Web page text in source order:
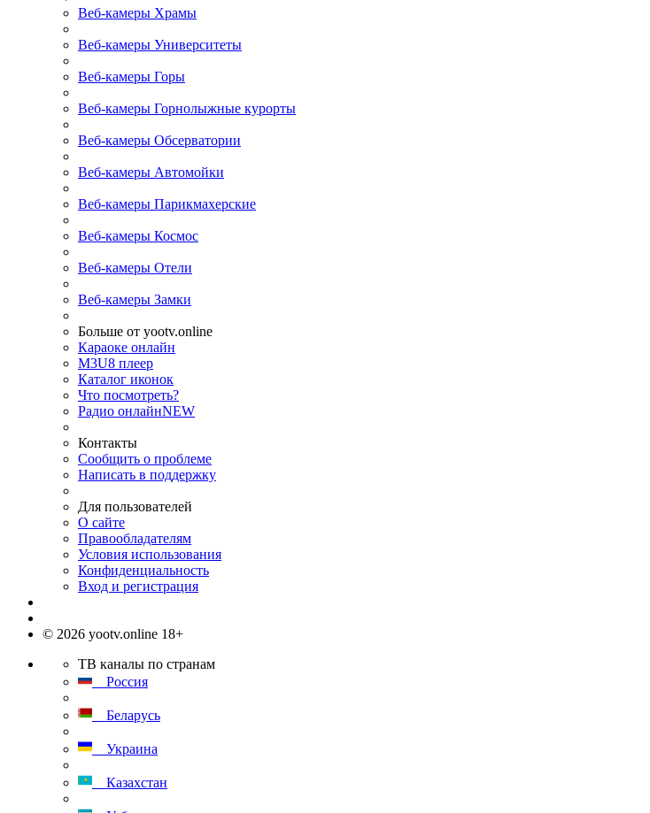
Веб-камеры Храмы
Веб-камеры Университеты
Веб-камеры Горы
Веб-камеры Горнолыжные курорты
Веб-камеры Обсерватории
Веб-камеры Автомойки
Веб-камеры Парикмахерские
Веб-камеры Космос
Веб-камеры Отели
Веб-камеры Замки
Больше от yootv.online
Караоке онлайн
M3U8 плеер
Каталог иконок
Что посмотреть?
Радио онлайнNEW
Контакты
Сообщить о проблеме
Написать в поддержку
Для пользователей
О сайте
Правообладателям
Условия использования
Конфиденциальность
Вход и регистрация
© 2026 yootv.online 18+
ТВ каналы по странам
Россия
Беларусь
Украина
Казахстан